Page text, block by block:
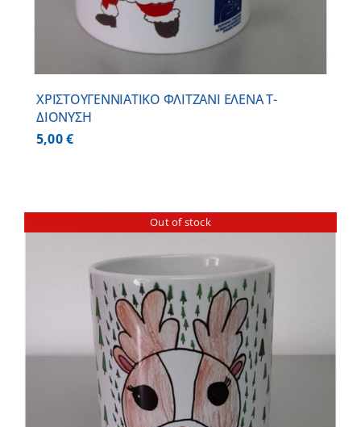
ΧΡΙΣΤΟΥΓΕΝΝΙΑΤΙΚΟ ΦΛΙΤΖΑΝΙ ΕΛΕΝΑ Τ-
ΔΙΟΝΥΣΗ
5,00€
Out of stock